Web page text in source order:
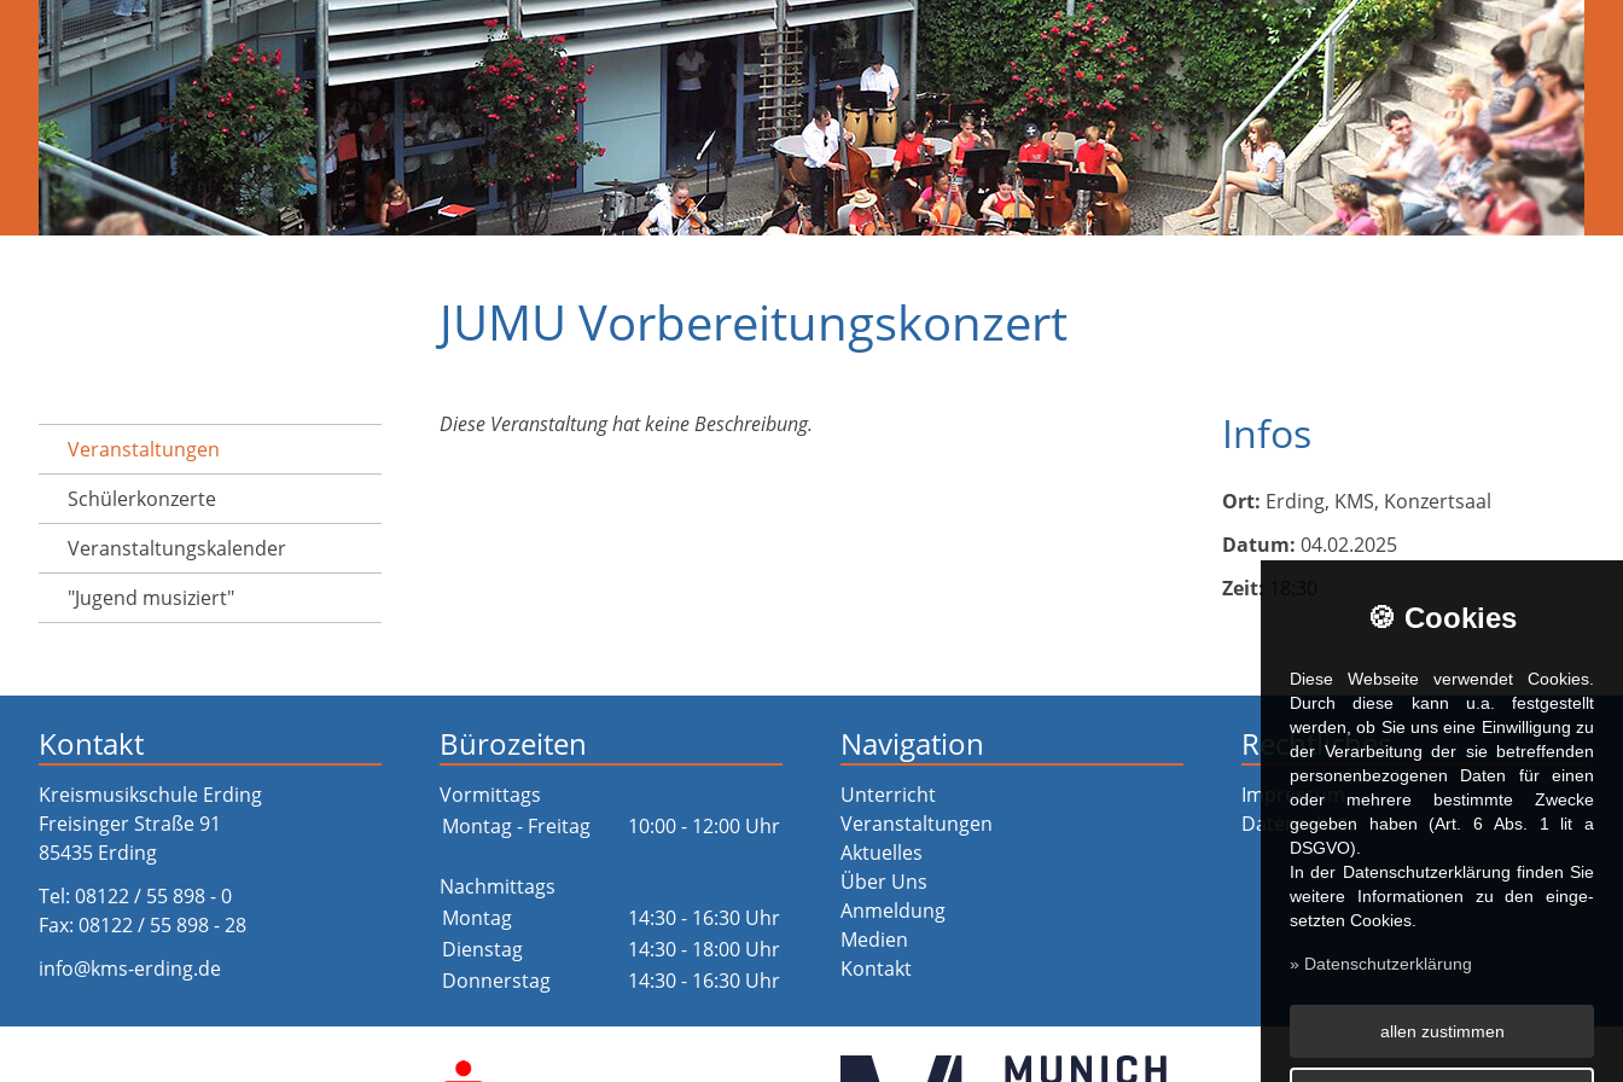
JUMU Vorbereitungskonzert
Veranstaltungen
Schülerkonzerte
Veranstaltungs­kalender
"Jugend musiziert"
Diese Veranstaltung hat keine Beschreibung. Infos
Ort: Erding, KMS, Konzertsaal
Datum: 04.02.2025
Zeit:
Kontakt
Kreismusikschule Erding
Freisinger Straße 91
85435 Erding
Tel: 08122 / 55 898 - 0
Fax: 08122 / 55 898 - 28
info@kms-erding.de
Bürozeiten
Vormittags
Montag - Freitag
10:00 - 12:00 Uhr
Nachmittags
Montag
14:30 - 16:30 Uhr
Dienstag
14:30 - 18:00 Uhr
Donnerstag
14:30 - 16:30 Uhr
Navigation
Unterricht
Veranstaltungen
Aktuelles
Über Uns
Anmeldung
Medien
Kontakt
Rechtliches
Impressum
Datenschutz
🍪 Cookies
Diese Webseite verwendet Cookies.
Durch diese kann u.a. fest­ge­stellt
werden, ob Sie uns eine Einwilligung zu
der Verarbeitung der sie betreffenden
personenbezogenen Daten für einen
oder mehrere bestimmte Zwecke
gegeben haben (Art. 6 Abs. 1 lit a
DSGVO).
In der Datenschutzerklärung finden Sie
weitere Informationen zu den ein­ge­
setz­ten Cookies.
» Datenschutzerklärung
allen zustimmen